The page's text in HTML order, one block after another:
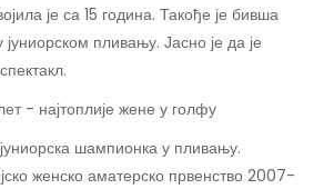
је са 15 година. Такође је бивша
пливању. Јасно је да је
шампионка у пливању.
женско аматерско првенство 2007-